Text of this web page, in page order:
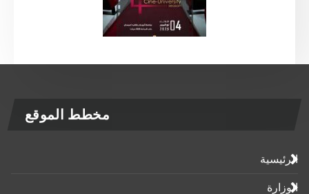
مخطط الموقع
الرئيسية
الوزارة